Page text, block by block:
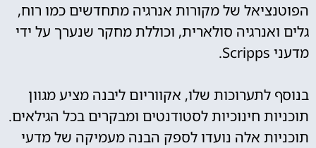
הפוטנציאל של מקורות אנרגיה מתחדשים כמו רוח,
גלים ואנרגיה סולארית, וכוללת מחקר שנערך על ידי
מדעני Scripps.
בנוסף לתערוכות שלו, אקווריום ליבנה מציע מגוון
תוכניות חינוכיות לסטודנטים ומבקרים בכל הגילאים.
תוכניות אלה נועדו לספק הבנה מעמיקה של מדעי